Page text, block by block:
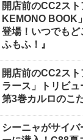
開店前のCC2ス
KEMONO BOOK
登場！いつでもど
ふもふ！』
開店前のCC2ス
ラース」トリビ
第3巻カルロのこ
シーニャがサイバ